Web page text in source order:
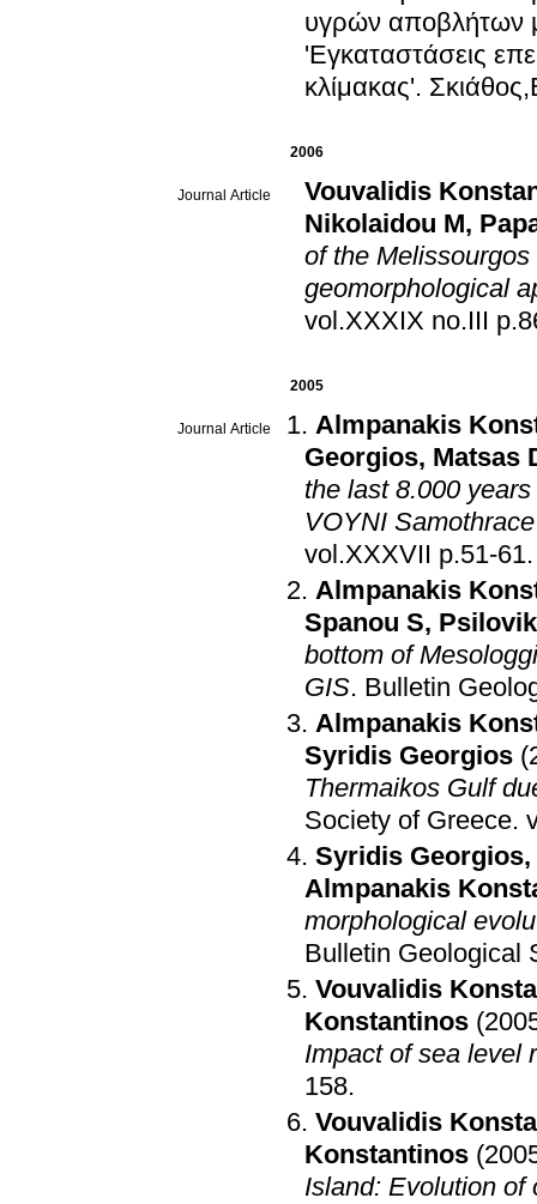
υγρών αποβλήτων
'Εγκαταστάσεις
κλίμακας'.
2006
Journal Article
Vouvalidis
Nikolaidou M,
of the
geomorphological
2005
Journal Article
Almpanakis
Georgios, Matsas
the last 8.000
VOYNI
vol.ΧΧΧVII p.51-61.
Almpanakis
Spanou S,
bottom of
GIS. Bulletin
Almpanakis
Syridis Georgios
Thermaikos Gulf
Society of Greece.
Syridis Georgios,
Almpanakis
morphological
Bulletin Geological
Vouvalidis
Konstantinos
Impact of sea level
158.
Vouvalidis
Konstantinos
Island: Evolution of